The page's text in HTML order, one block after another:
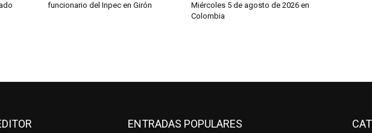
funcionario del Inpec en Girón
Miércoles 5 de agosto de 2026 en
Colombia
ENTRADAS POPULARES